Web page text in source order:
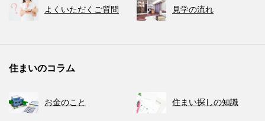
よくいただくご質問 見学の流れ
住まいのコラム
お金のこと 住まい探しの知識